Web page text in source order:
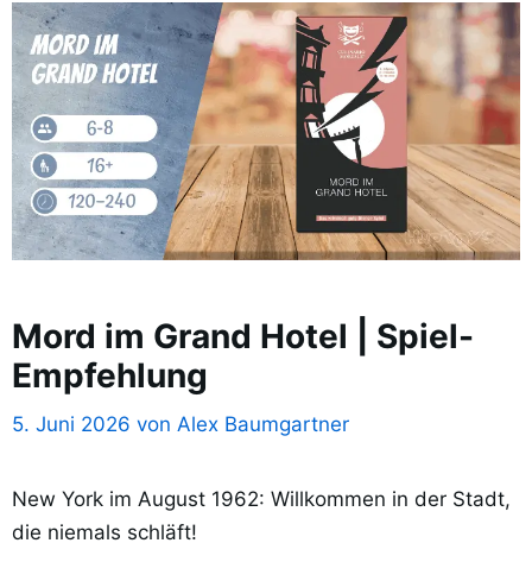
Mord im Grand Hotel | Spiel-
Empfehlung
5. Juni 2026 von Alex Baumgartner
New York im August 1962: Willkommen in der Stadt,
die niemals schläft!